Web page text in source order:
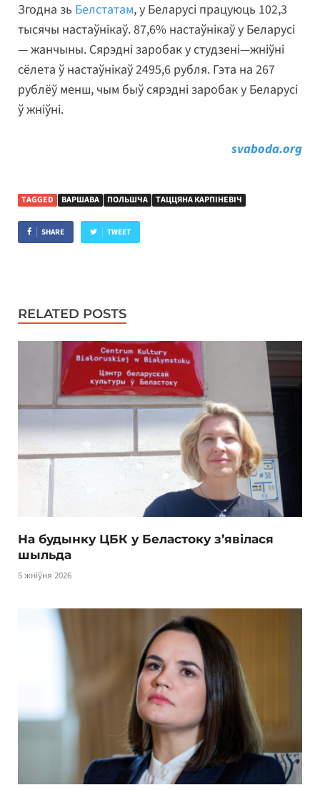
Згодна зь Белстатам, у Беларусі працуюць 102,3
тысячы настаўнікаў. 87,6% настаўнікаў у Беларусі
— жанчыны. Сярэдні заробак у студзені—жніўні
сёлета ў настаўнікаў 2495,6 рубля. Гэта на 267
рублёў менш, чым быў сярэдні заробак у Беларусі
ў жніўні.
svaboda.org
TAGGED ВАРШАВА ПОЛЬШЧА ТАЦЦЯНА КАРПІНЕВІЧ
SHARE TWEET
RELATED POSTS
На будынку ЦБК у Беластоку з’явілася
шыльда
5 жніўня 2026